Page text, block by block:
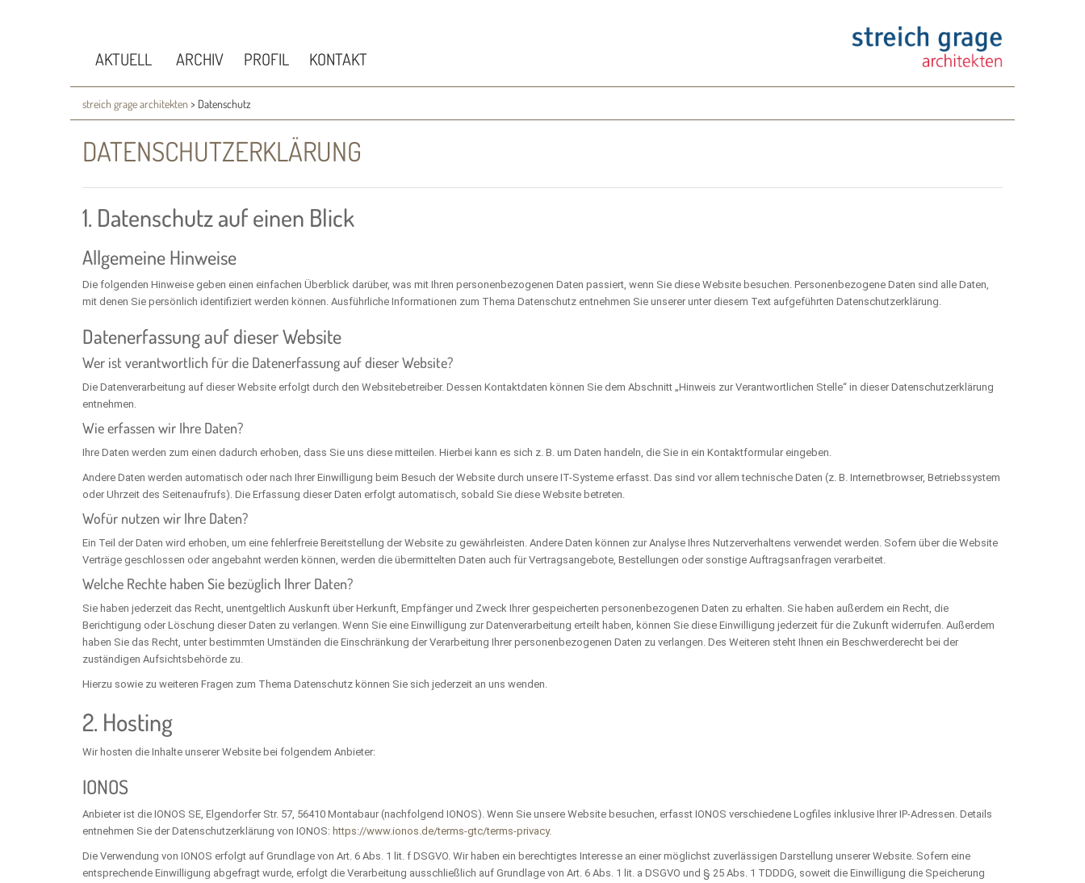
AKTUELL ARCHIV PROFIL KONTAKT
streich grage architekten > Datenschutz
DATENSCHUTZ­ERKLÄRUNG
1. Datenschutz auf einen Blick
Allgemeine Hinweise
Die folgenden Hinweise geben einen einfachen Überblick darüber, was mit Ihren personenbezogenen Daten passiert, wenn Sie diese Website besuchen. Personenbezogene Daten sind alle Daten,
mit denen Sie persönlich identifiziert werden können. Ausführliche Informationen zum Thema Datenschutz entnehmen Sie unserer unter diesem Text aufgeführten Datenschutzerklärung.
Datenerfassung auf dieser Website
Wer ist verantwortlich für die Datenerfassung auf dieser Website?
Die Datenverarbeitung auf dieser Website erfolgt durch den Websitebetreiber. Dessen Kontaktdaten können Sie dem Abschnitt „Hinweis zur Verantwortlichen Stelle“ in dieser Datenschutzerklärung
entnehmen.
Wie erfassen wir Ihre Daten?
Ihre Daten werden zum einen dadurch erhoben, dass Sie uns diese mitteilen. Hierbei kann es sich z. B. um Daten handeln, die Sie in ein Kontaktformular eingeben.
Andere Daten werden automatisch oder nach Ihrer Einwilligung beim Besuch der Website durch unsere IT-Systeme erfasst. Das sind vor allem technische Daten (z. B. Internetbrowser, Betriebssystem
oder Uhrzeit des Seitenaufrufs). Die Erfassung dieser Daten erfolgt automatisch, sobald Sie diese Website betreten.
Wofür nutzen wir Ihre Daten?
Ein Teil der Daten wird erhoben, um eine fehlerfreie Bereitstellung der Website zu gewährleisten. Andere Daten können zur Analyse Ihres Nutzerverhaltens verwendet werden. Sofern über die Website
Verträge geschlossen oder angebahnt werden können, werden die übermittelten Daten auch für Vertragsangebote, Bestellungen oder sonstige Auftragsanfragen verarbeitet.
Welche Rechte haben Sie bezüglich Ihrer Daten?
Sie haben jederzeit das Recht, unentgeltlich Auskunft über Herkunft, Empfänger und Zweck Ihrer gespeicherten personenbezogenen Daten zu erhalten. Sie haben außerdem ein Recht, die
Berichtigung oder Löschung dieser Daten zu verlangen. Wenn Sie eine Einwilligung zur Datenverarbeitung erteilt haben, können Sie diese Einwilligung jederzeit für die Zukunft widerrufen. Außerdem
haben Sie das Recht, unter bestimmten Umständen die Einschränkung der Verarbeitung Ihrer personenbezogenen Daten zu verlangen. Des Weiteren steht Ihnen ein Beschwerderecht bei der
zuständigen Aufsichtsbehörde zu.
Hierzu sowie zu weiteren Fragen zum Thema Datenschutz können Sie sich jederzeit an uns wenden.
2. Hosting
Wir hosten die Inhalte unserer Website bei folgendem Anbieter:
IONOS
Anbieter ist die IONOS SE, Elgendorfer Str. 57, 56410 Montabaur (nachfolgend IONOS). Wenn Sie unsere Website besuchen, erfasst IONOS verschiedene Logfiles inklusive Ihrer IP-Adressen. Details
entnehmen Sie der Datenschutzerklärung von IONOS: https://www.ionos.de/terms-gtc/terms-privacy.
Die Verwendung von IONOS erfolgt auf Grundlage von Art. 6 Abs. 1 lit. f DSGVO. Wir haben ein berechtigtes Interesse an einer möglichst zuverlässigen Darstellung unserer Website. Sofern eine
entsprechende Einwilligung abgefragt wurde, erfolgt die Verarbeitung ausschließlich auf Grundlage von Art. 6 Abs. 1 lit. a DSGVO und § 25 Abs. 1 TDDDG, soweit die Einwilligung die Speicherung